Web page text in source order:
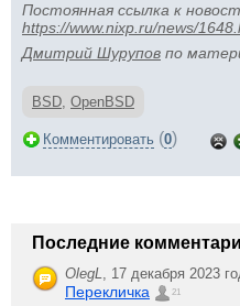
Постоянная ссылка к
https://www.nixp.ru/news/
Дмитрий Шурупов по
BSD, OpenBSD
Комментировать (0)
Последние
OlegL, 17 декабря 2023
Перекличка 21